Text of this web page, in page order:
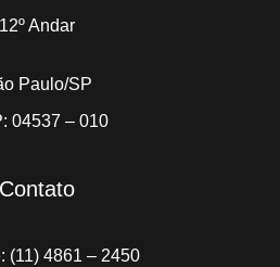
12º Andar
Paulo/SP
04537 – 010
Contato
(11) 4861 – 2450